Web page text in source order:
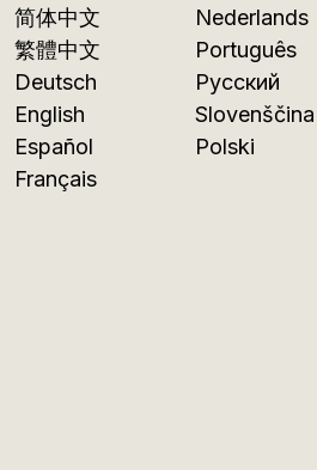
简体中文
繁體中文
Deutsch
English
Español
Français
Nederlands
Português
Русский
Slovenščina
Polski